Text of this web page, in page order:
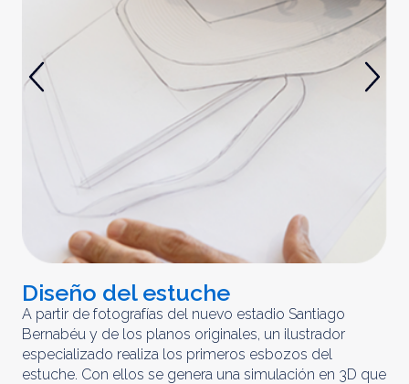
Diseño del estuche
A partir de fotografías del nuevo estadio Santiago
Bernabéu y de los planos originales, un ilustrador
especializado realiza los primeros esbozos del
estuche. Con ellos se genera una simulación en 3D que